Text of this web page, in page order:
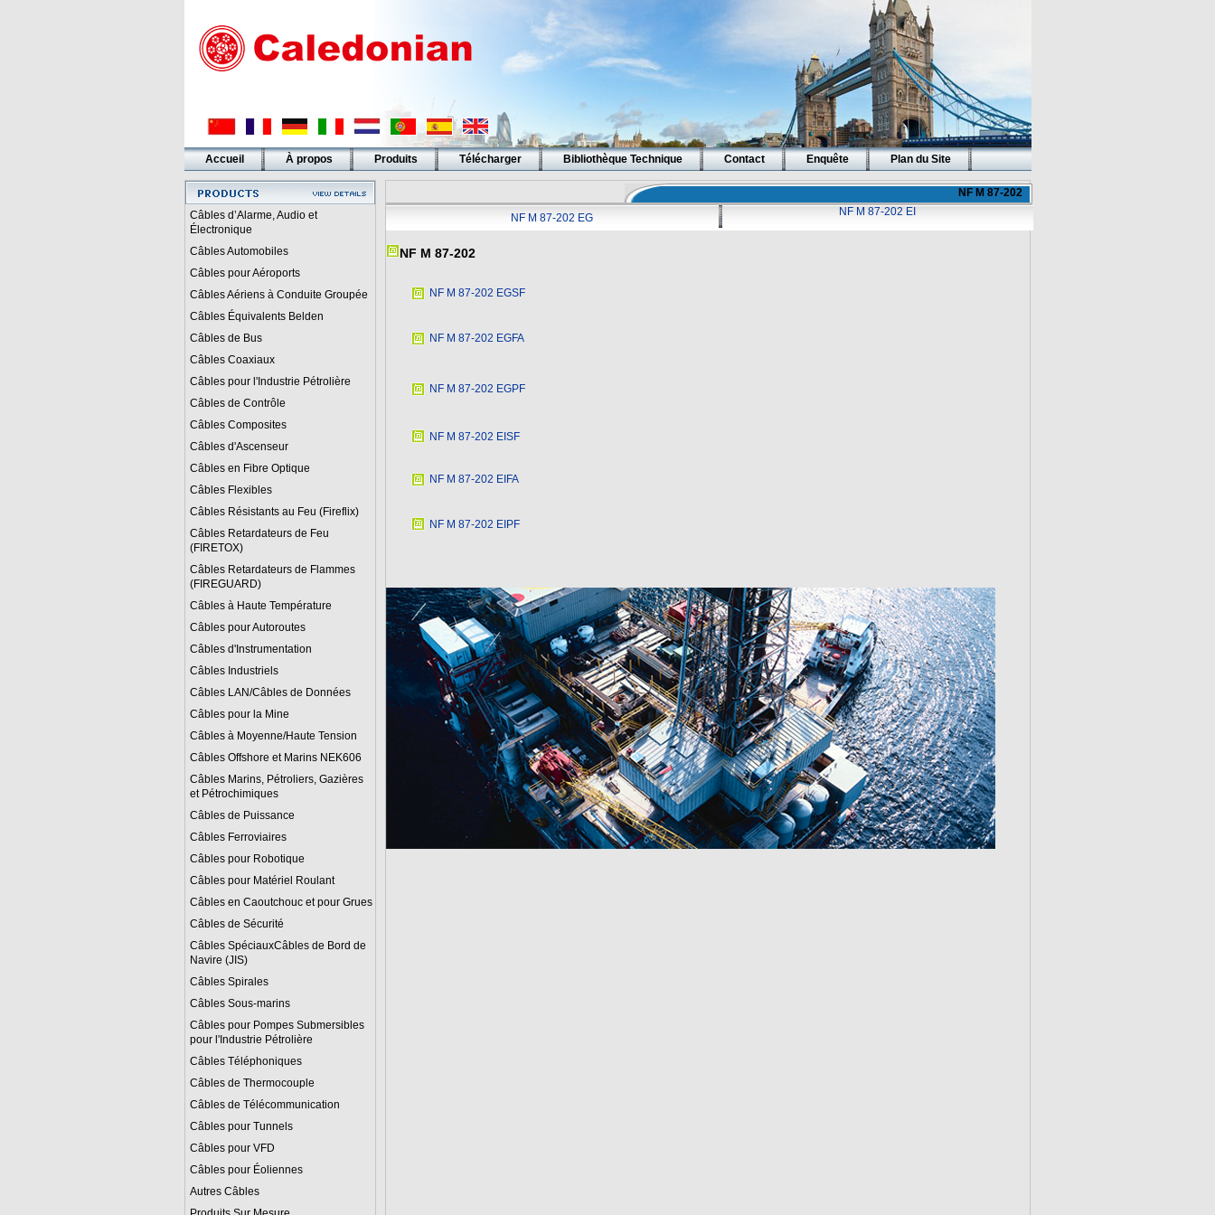
Accueil À propos Produits Télécharger Bibliothèque Technique Contact Enquête
Plan du Site
Liens
Câbles d’Alarme, Audio et
Électronique
Câbles Automobiles
Câbles pour Aéroports
Câbles Aériens à Conduite Groupée
Câbles Équivalents Belden
Câbles de Bus
Câbles Coaxiaux
Câbles pour l'Industrie Pétrolière
Câbles de Contrôle
Câbles Composites
Câbles d'Ascenseur
Câbles en Fibre Optique
Câbles Flexibles
Câbles Résistants au Feu (Fireflix)
Câbles Retardateurs de Feu
(FIRETOX)
Câbles Retardateurs de Flammes
(FIREGUARD)
Câbles à Haute Température
Câbles pour Autoroutes
Câbles d'Instrumentation
Câbles Industriels
Câbles LAN/Câbles de Données
Câbles pour la Mine
Câbles à Moyenne/Haute Tension
Câbles Offshore et Marins NEK606
Câbles Marins, Pétroliers, Gazières
et Pétrochimiques
Câbles de Puissance
Câbles Ferroviaires
Câbles pour Robotique
Câbles pour Matériel Roulant
Câbles en Caoutchouc et pour Grues
Câbles de Sécurité
Câbles SpéciauxCâbles de Bord de
Navire (JIS)
Câbles Spirales
Câbles Sous-marins
Câbles pour Pompes Submersibles
pour l'Industrie Pétrolière
Câbles Téléphoniques
Câbles de Thermocouple
Câbles de Télécommunication
Câbles pour Tunnels
Câbles pour VFD
Câbles pour Éoliennes
Autres Câbles
NF M 87-202
NF M 87-202 EG
NF M 87-202 EI
NF M 87-202
NF M 87-202 EGSF
NF M 87-202 EGFA
NF M 87-202 EGPF
NF M 87-202 EISF
NF M 87-202 EIFA
NF M 87-202 EIPF